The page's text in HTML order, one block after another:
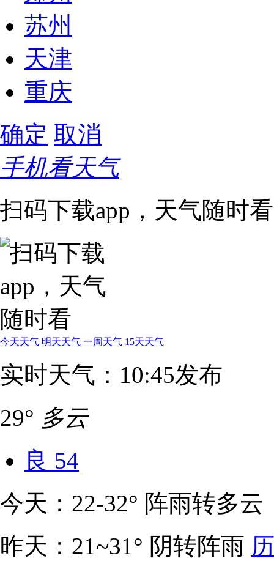
苏州
天津
重庆
确定 取消
手机看天气
扫码下载app，天气随时看
今天天气 明天天气 一周天气 15天天气
实时天气：10:45发布
29° 多云
良 54
今天：22-32° 阵雨转多云
昨天：21~31° 阴转阵雨